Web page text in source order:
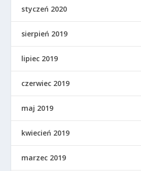
styczeń 2020
sierpień 2019
lipiec 2019
czerwiec 2019
maj 2019
kwiecień 2019
marzec 2019